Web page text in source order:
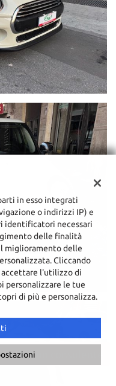
un consulente
in esso integrati
o indirizzi IP) e
identificatori necessari
delle finalità
miglioramento delle
Cliccando
l'utilizzo di
personalizzare le tue
di più e personalizza.